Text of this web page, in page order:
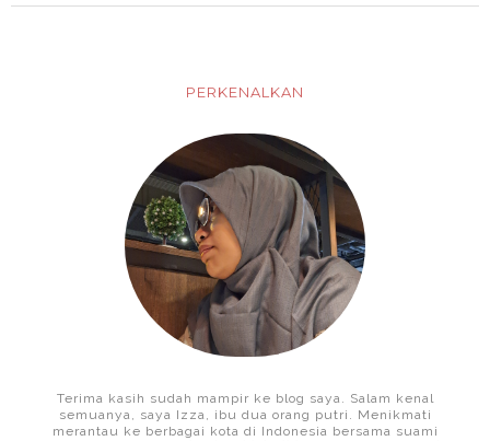
PERKENALKAN
Terima kasih sudah mampir ke blog saya. Salam kenal
semuanya, saya Izza, ibu dua orang putri. Menikmati
merantau ke berbagai kota di Indonesia bersama suami